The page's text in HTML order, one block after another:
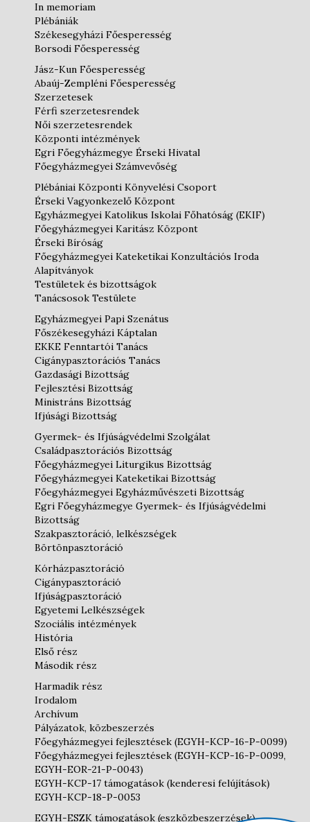
In memoriam
Plébániák
Székesegyházi Főesperesség
Borsodi Főesperesség
Jász-Kun Főesperesség
Abaúj-Zempléni Főesperesség
Szerzetesek
Férfi szerzetesrendek
Női szerzetesrendek
Központi intézmények
Egri Főegyházmegye Érseki Hivatal
Főegyházmegyei Számvevőség
Plébániai Központi Könyvelési Csoport
Érseki Vagyonkezelő Központ
Egyházmegyei Katolikus Iskolai Főhatóság (EKIF)
Főegyházmegyei Karitász Központ
Érseki Bíróság
Főegyházmegyei Kateketikai Konzultációs Iroda
Alapítványok
Testületek és bizottságok
Tanácsosok Testülete
Egyházmegyei Papi Szenátus
Főszékesegyházi Káptalan
EKKE Fenntartói Tanács
Cigánypasztorációs Tanács
Gazdasági Bizottság
Fejlesztési Bizottság
Ministráns Bizottság
Ifjúsági Bizottság
Gyermek- és Ifjúságvédelmi Szolgálat
Családpasztorációs Bizottság
Főegyházmegyei Liturgikus Bizottság
Főegyházmegyei Kateketikai Bizottság
Főegyházmegyei Egyházművészeti Bizottság
Egri Főegyházmegye Gyermek- és Ifjúságvédelmi
Bizottság
Szakpasztoráció, lelkészségek
Börtönpasztoráció
Kórházpasztoráció
Cigánypasztoráció
Ifjúságpasztoráció
Egyetemi Lelkészségek
Szociális intézmények
História
Első rész
Második rész
Harmadik rész
Irodalom
Archívum
Pályázatok, közbeszerzés
Főegyházmegyei fejlesztések (EGYH-KCP-16-P-0099)
Főegyházmegyei fejlesztések (EGYH-KCP-16-P-0099,
EGYH-EOR-21-P-0043)
EGYH-KCP-17 támogatások (kenderesi felújítások)
EGYH-KCP-18-P-0053
EGYH-ESZK támogatások (eszközbeszerzések)